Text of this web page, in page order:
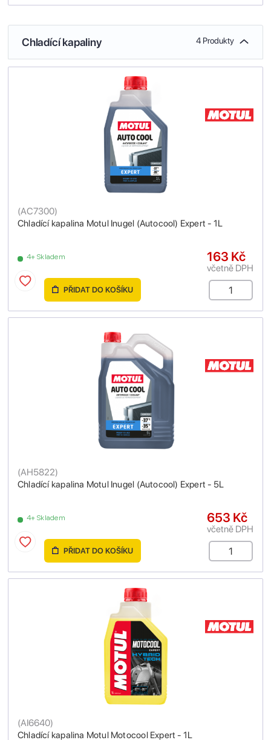
Chladící kapaliny 4 Produkty
Chladící kapalina Motul Inugel (Autocool) Expert - 1L
(AC7300)
4+ Skladem 163 Kč
včetně DPH
PŘIDAT DO KOŠÍKU
Chladící kapalina Motul Inugel (Autocool) Expert - 5L
(AH5822)
4+ Skladem 653 Kč
včetně DPH
PŘIDAT DO KOŠÍKU
Chladící kapalina Motul Motocool Expert - 1L
(AI6640)